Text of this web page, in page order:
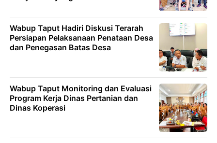
Wabup Taput Hadiri Diskusi Terarah
Persiapan Pelaksanaan Penataan Desa
dan Penegasan Batas Desa
Wabup Taput Monitoring dan Evaluasi
Program Kerja Dinas Pertanian dan
Dinas Koperasi